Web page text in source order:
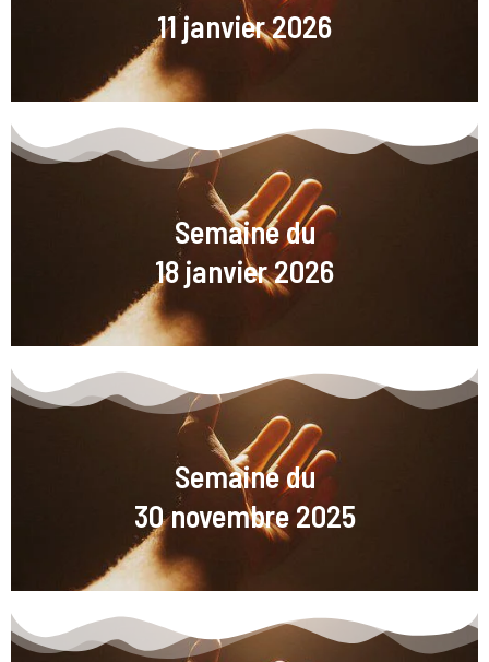
11 janvier 2026
Semaine du
18 janvier 2026
Semaine du
30 novembre 2025